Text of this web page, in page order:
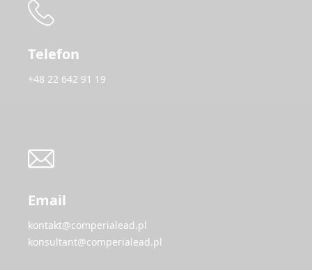
Telefon
+48 22 642 91 19
Email
kontakt@comperialead.pl
konsultant@comperialead.pl